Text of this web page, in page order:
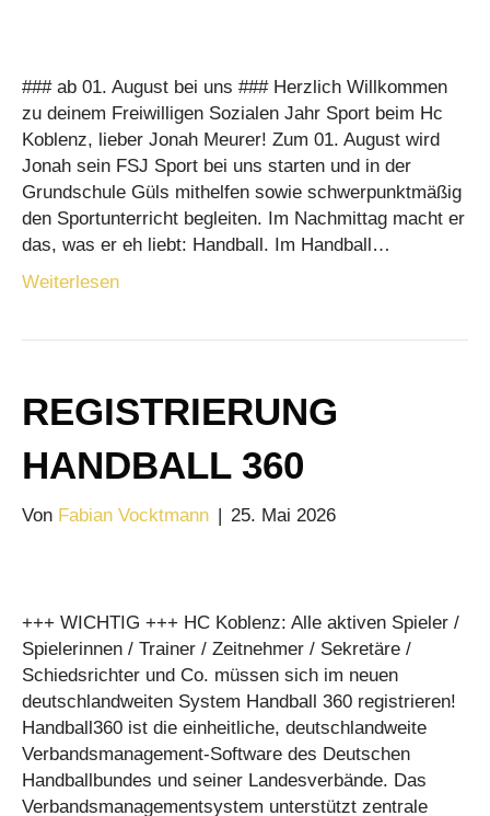
### ab 01. August bei uns ### Herzlich Willkommen
zu deinem Freiwilligen Sozialen Jahr Sport beim Hc
Koblenz, lieber Jonah Meurer! Zum 01. August wird
Jonah sein FSJ Sport bei uns starten und in der
Grundschule Güls mithelfen sowie schwerpunktmäßig
den Sportunterricht begleiten. Im Nachmittag macht er
das, was er eh liebt: Handball. Im Handball…
Weiterlesen
REGISTRIERUNG
HANDBALL 360
Von Fabian Vocktmann | 25. Mai 2026
+++ WICHTIG +++ HC Koblenz: Alle aktiven Spieler /
Spielerinnen / Trainer / Zeitnehmer / Sekretäre /
Schiedsrichter und Co. müssen sich im neuen
deutschlandweiten System Handball 360 registrieren!
Handball360 ist die einheitliche, deutschlandweite
Verbandsmanagement-Software des Deutschen
Handballbundes und seiner Landesverbände. Das
Verbandsmanagementsystem unterstützt zentrale